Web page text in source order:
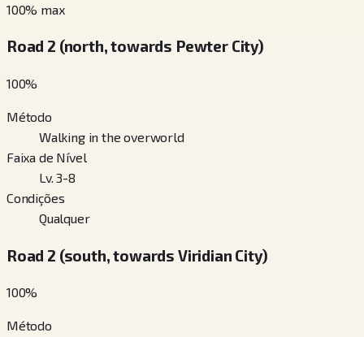
100% max
Road 2 (north, towards Pewter City)
100%
Método
Walking in the overworld
Faixa de Nível
Lv. 3-8
Condições
Qualquer
Road 2 (south, towards Viridian City)
100%
Método